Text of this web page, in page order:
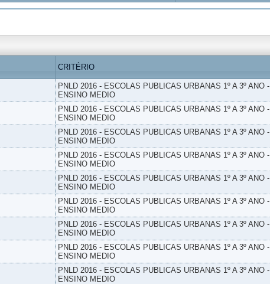
CRITÉRIO
PNLD 2016 - ESCOLAS PUBLICAS URBANAS 1º A 3º ANO -
ENSINO MEDIO
PNLD 2016 - ESCOLAS PUBLICAS URBANAS 1º A 3º ANO -
ENSINO MEDIO
PNLD 2016 - ESCOLAS PUBLICAS URBANAS 1º A 3º ANO -
ENSINO MEDIO
PNLD 2016 - ESCOLAS PUBLICAS URBANAS 1º A 3º ANO -
ENSINO MEDIO
PNLD 2016 - ESCOLAS PUBLICAS URBANAS 1º A 3º ANO -
ENSINO MEDIO
PNLD 2016 - ESCOLAS PUBLICAS URBANAS 1º A 3º ANO -
ENSINO MEDIO
PNLD 2016 - ESCOLAS PUBLICAS URBANAS 1º A 3º ANO -
ENSINO MEDIO
PNLD 2016 - ESCOLAS PUBLICAS URBANAS 1º A 3º ANO -
ENSINO MEDIO
PNLD 2016 - ESCOLAS PUBLICAS URBANAS 1º A 3º ANO -
ENSINO MEDIO